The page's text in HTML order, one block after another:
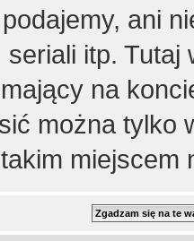
ani
itp. Tutaj
na
można tylko
miejscem